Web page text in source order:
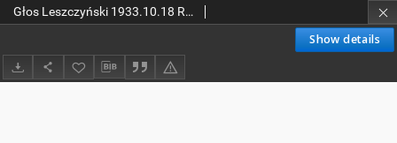
Show details
Głos Leszczyński 1933.10.18 R.14 Nr240